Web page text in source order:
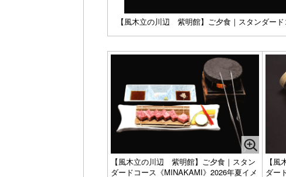
【風木立の川辺 紫明館】ご夕食｜スタンダー
【風木立の川辺 紫明館】ご夕食｜スタン
ダードコース《MINAKAMI》2026年夏イメ
【
ダー